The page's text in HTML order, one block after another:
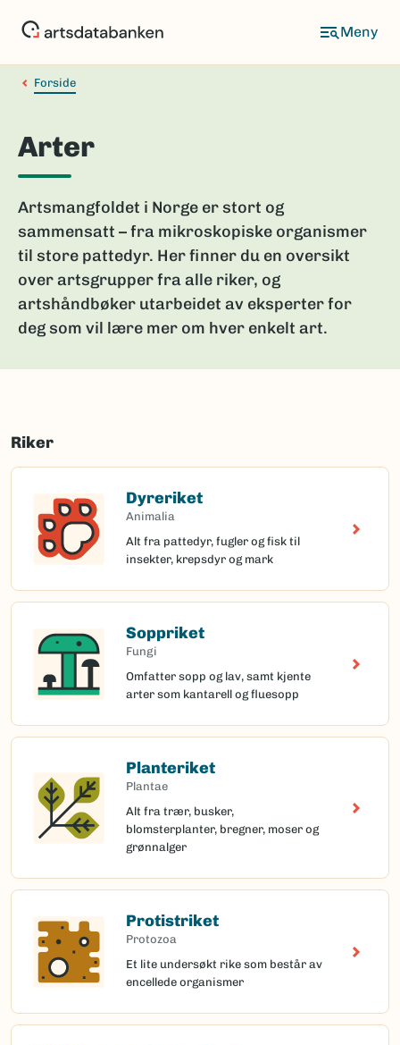
Forside
Arter
Artsmangfoldet i Norge er stort og
sammensatt – fra mikroskopiske organismer
til store pattedyr. Her finner du en oversikt
over artsgrupper fra alle riker, og
artshåndbøker utarbeidet av eksperter for
deg som vil lære mer om hver enkelt art.
Riker
Dyreriket
Animalia
Alt fra pattedyr, fugler og fisk til
insekter, krepsdyr og mark
Soppriket
Fungi
Omfatter sopp og lav, samt kjente
arter som kantarell og fluesopp
Planteriket
Plantae
Alt fra trær, busker,
blomsterplanter, bregner, moser og
grønnalger
Protistriket
Protozoa
Et lite undersøkt rike som består av
encellede organismer